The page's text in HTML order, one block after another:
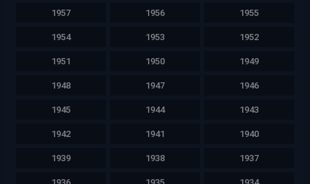
1957 1956 1955
1954 1953 1952
1951 1950 1949
1948 1947 1946
1945 1944 1943
1942 1941 1940
1939 1938 1937